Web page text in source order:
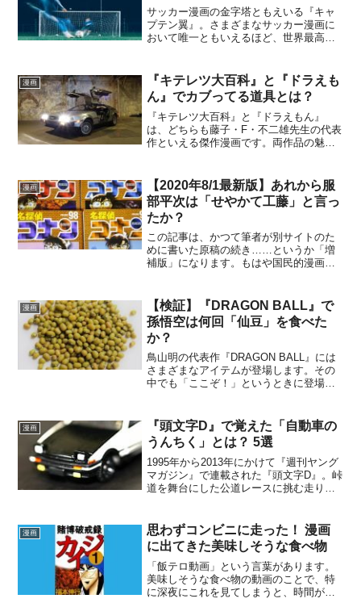
サッカー漫画の金字塔ともえいる『キャ
プテン翼』。さまざまなサッカー漫画に
おいて唯一ともいえるほど、世界最高の
きな影響を与えた作品です。この漫画の
特徴のひとつが、読者を魅...
漫画
『キテレツ大百科』と『ドラえも
ん』でカブってる道具とは？
『キテレツ大百科』と『ドラえもん』
は、どちらも藤子・F・不二雄先生の代表
作といえる傑作漫画です。両作品の魅力
の場合は、主人公・木手英一(キテレツ)く
んのご先祖であるキテ...
漫画
【2020年8/1最新版】あれから服
部平次は「せやかて工藤」と言っ
たか？
この記事は、かつて筆者が別サイトのた
めに書いた原稿の続き……というか「増
補版」になります。もはや国民的漫画と
単行本（「少年サンデーコミックス」：
以下同）は「98...
漫画
【検証】『DRAGON BALL』で
孫悟空は何回「仙豆」を食べた
か？
鳥山明の代表作『DRAGON BALL』には
さまざまなアイテムが登場します。その
中でも「ここぞ！」というときに登場人
ン様が栽培している豆で、食べると瀕死
の傷もたちどころに...
漫画
『頭文字D』で覚えた「自動車の
うんちく」とは？ 5選
1995年から2013年にかけて『週刊ヤング
マガジン』で連載された『頭文字D』。峠
道を舞台にした公道レースに挑む走り屋
り込み大ヒットしました。この作品でさ
まざまな「自動車...
漫画
思わずコンビニに走った！ 漫画
に出てきた美味しそうな食べ物
「飯テロ動画」という言葉があります。
美味しそうな食べ物の動画のことで、特
に深夜にこれを見てしまうと、時間が時